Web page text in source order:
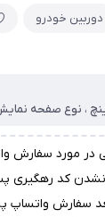
دوربین خودرو
در مورد سفارش
کد رهگیری